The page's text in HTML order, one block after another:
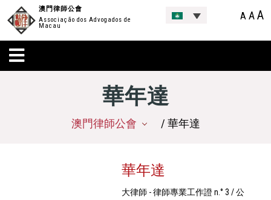
澳門律師公會
Associação dos Advogados de
Macau
A AA
華年達
澳門律師公會 / 華年達
華年達
大律師 - 律師專業工作證 n.° 3 / 公